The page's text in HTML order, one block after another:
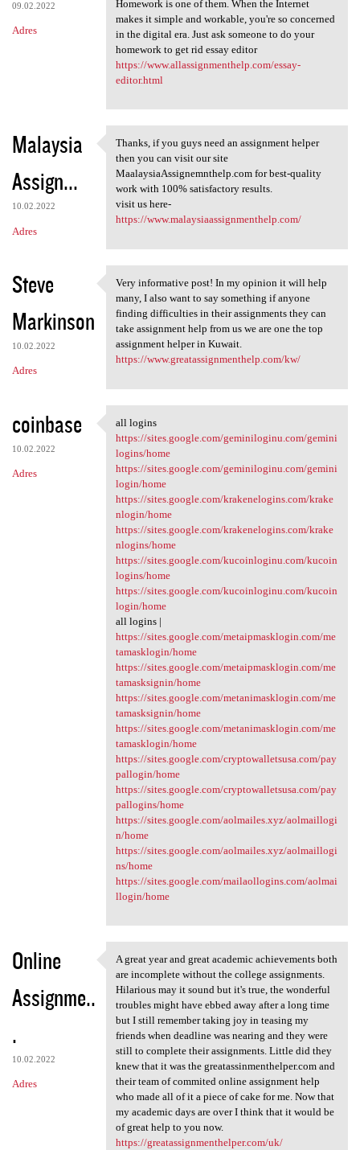
09.02.2022
Adres
Homework is one of them. When the Internet
makes it simple and workable, you're so concerned
in the digital era. Just ask someone to do your
homework to get rid essay editor
https://www.allassignmenthelp.com/essay-
editor.html
Malaysia
Assign...
10.02.2022
Adres
Thanks, if you guys need an
Thanks, if you guys need an assignment helper
then you can visit our site
MaalaysiaAssignemnthelp.com for best-quality
work with 100% satisfactory results.
visit us here-
https://www.malaysiaassignmenthelp.com/
Steve
Markinson
10.02.2022
Adres
Very informative post! In my
Very informative post! In my opinion it will help
many, I also want to say something if anyone
finding difficulties in their assignments they can
take assignment help from us we are one the top
assignment helper in Kuwait.
https://www.greatassignmenthelp.com/kw/
coinbase
10.02.2022
Adres
all logins
all logins
https://sites.google.com/geminiloginu.com/gemini
logins/home
https://sites.google.com/geminiloginu.com/gemini
login/home
https://sites.google.com/krakenelogins.com/krake
nlogin/home
https://sites.google.com/krakenelogins.com/krake
nlogins/home
https://sites.google.com/kucoinloginu.com/kucoin
logins/home
https://sites.google.com/kucoinloginu.com/kucoin
login/home
all logins |
https://sites.google.com/metaipmasklogin.com/me
tamasklogin/home
https://sites.google.com/metaipmasklogin.com/me
tamasksignin/home
https://sites.google.com/metanimasklogin.com/me
tamasksignin/home
https://sites.google.com/metanimasklogin.com/me
tamasklogin/home
https://sites.google.com/cryptowalletsusa.com/pay
pallogin/home
https://sites.google.com/cryptowalletsusa.com/pay
pallogins/home
https://sites.google.com/aolmailes.xyz/aolmaillogi
n/home
https://sites.google.com/aolmailes.xyz/aolmaillogi
ns/home
https://sites.google.com/mailaollogins.com/aolmai
llogin/home
Online
Assignme..
.
10.02.2022
Adres
A great year and great
A great year and great academic achievements both
are incomplete without the college assignments.
Hilarious may it sound but it's true, the wonderful
troubles might have ebbed away after a long time
but I still remember taking joy in teasing my
friends when deadline was nearing and they were
still to complete their assignments. Little did they
knew that it was the greatassinmenthelper.com and
their team of commited online assignment help
who made all of it a piece of cake for me. Now that
my academic days are over I think that it would be
of great help to you now.
https://greatassignmenthelper.com/uk/